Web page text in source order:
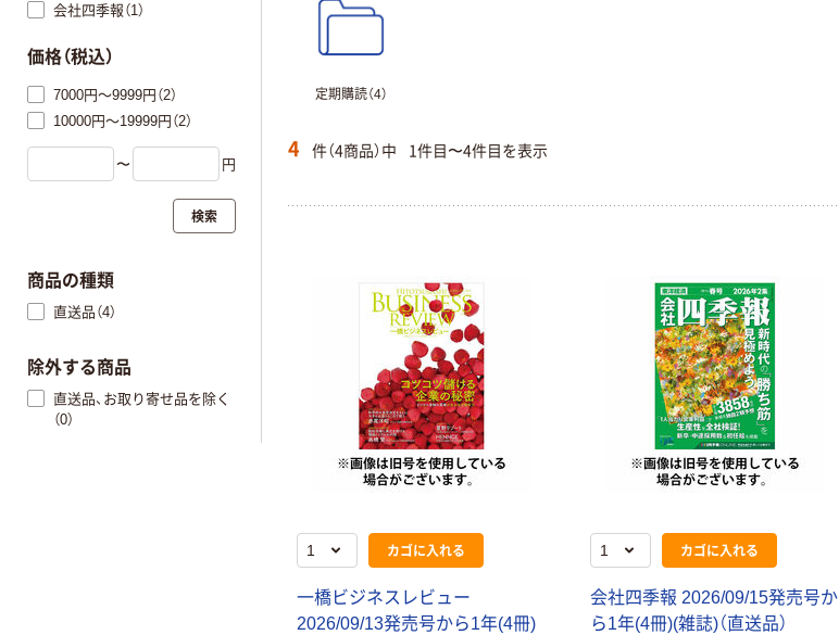
定期購読（4）
4 件（4商品）中 1件目〜4件目を表示
カゴに入れる
一橋ビジネスレビュー
2026/09/13発売号から1年(4冊)
カゴに入れる
会社四季報 2026/09/15発売号か
ら1年(4冊)(雑誌)（直送品）
会社四季報（1）
価格（税込）
7000円～9999円（2）
10000円～19999円（2）
〜 円
検索
商品の種類
直送品（4）
除外する商品
直送品、お取り寄せ品を除く
（0）